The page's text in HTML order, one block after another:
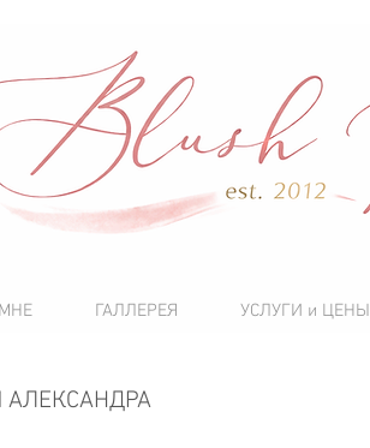
ГАЛЛЕРЕЯ УСЛУГИ и ЦЕНЫ
АЛЕКСАНДРА